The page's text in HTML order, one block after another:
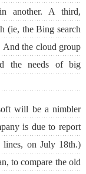
another. A third,
(ie, the Bing search
the cloud group
the needs of big
will be a nimbler
is due to report
lines, on July 18th.)
to compare the old